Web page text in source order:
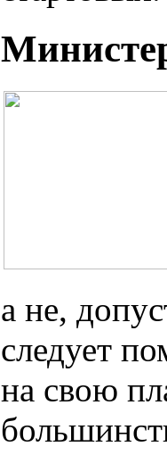
а не,
следует
на свою